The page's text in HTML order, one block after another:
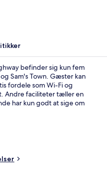
befinder sig kun fem
Sam's Town. Gæster kan
fordele som Wi-Fi og
Andre faciliteter tæller en
har kun godt at sige om